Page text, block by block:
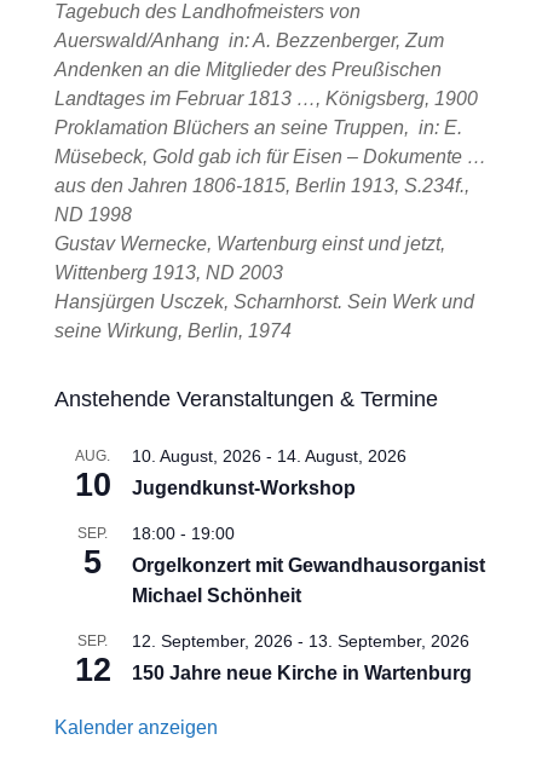
Tagebuch des Landhofmeisters von
Auerswald/Anhang in: A. Bezzenberger, Zum
Andenken an die Mitglieder des Preußischen
Landtages im Februar 1813 …, Königsberg, 1900
Proklamation Blüchers an seine Truppen, in: E.
Müsebeck, Gold gab ich für Eisen – Dokumente …
aus den Jahren 1806-1815, Berlin 1913, S.234f.,
ND 1998
Gustav Wernecke, Wartenburg einst und jetzt,
Wittenberg 1913, ND 2003
Hansjürgen Usczek, Scharnhorst. Sein Werk und
seine Wirkung, Berlin, 1974
Anstehende Veranstaltungen & Termine
AUG.
10
10. August, 2026- 14. August, 2026
Jugendkunst-Workshop
SEP.
5
18:00- 19:00
Orgelkonzert mit Gewandhausorganist
Michael Schönheit
SEP.
12
12. September, 2026- 13. September, 2026
150 Jahre neue Kirche in Wartenburg
Kalender anzeigen